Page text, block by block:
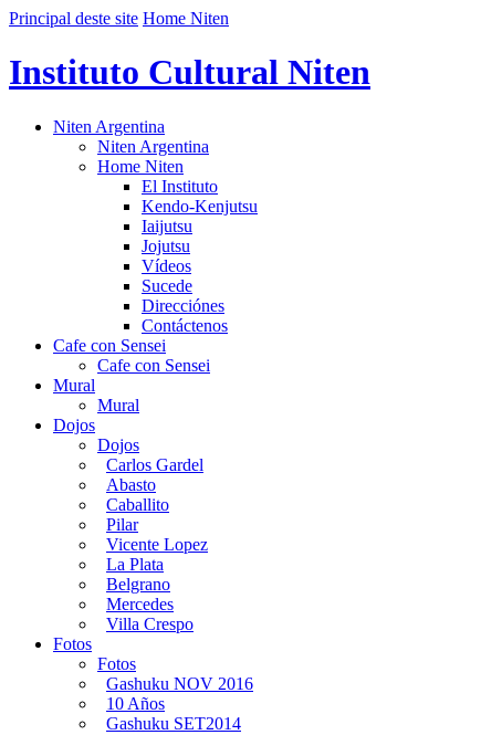
Principal deste site Home Niten
Instituto Cultural Niten
Niten Argentina
Niten Argentina
Home Niten
El Instituto
Kendo-Kenjutsu
Iaijutsu
Jojutsu
Vídeos
Sucede
Direcciónes
Contáctenos
Cafe con Sensei
Cafe con Sensei
Mural
Mural
Dojos
Dojos
Carlos Gardel
Abasto
Caballito
Pilar
Vicente Lopez
La Plata
Belgrano
Mercedes
Villa Crespo
Fotos
Fotos
Gashuku NOV 2016
10 Años
Gashuku SET2014